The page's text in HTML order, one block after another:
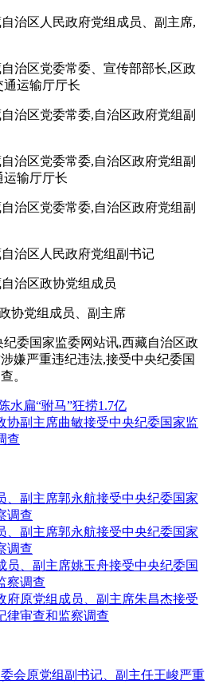
自治区人民政府党组成员、副主席,
自治区党委常委、宣传部部长,区政
通运输厅厅长
自治区党委常委,自治区政府党组副
自治区党委常委,自治区政府党组副
运输厅厅长
自治区党委常委,自治区政府党组副
自治区人民政府党组副书记
自治区政协党组成员
协党组成员、副主席
纪委国家监委网站讯,西藏自治区政
嫌严重违纪违法,接受中央纪委国
。
水扁“驸马”狂捞1.7亿
协副主席曲敏接受中央纪委国家监
查
、副主席郭永航接受中央纪委国家
调查
、副主席郭永航接受中央纪委国家
调查
员、副主席姚玉舟接受中央纪委国
察调查
府原党组成员、副主席朱昌杰接受
律审查和监察调查
会原党组副书记、副主任王峻严重